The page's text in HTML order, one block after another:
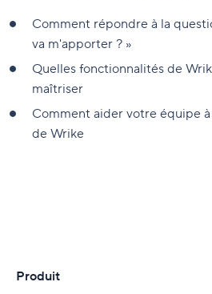
Comment répondre à la
va m'apporter ? »
Quelles fonctionnalités de
maîtriser
Comment aider votre équipe
de Wrike
Produit